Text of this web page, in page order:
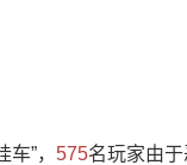
”， 575名玩家由